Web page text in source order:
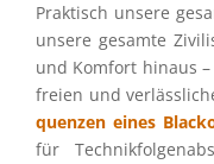
Praktisch unsere
unsere gesamte
und Komfort hinaus
freien und
quen­zen eines
für